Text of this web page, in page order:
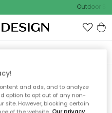
Outdoor
löydä
and ads, and to analyze
option to opt out of any non-
site. However, blocking certain